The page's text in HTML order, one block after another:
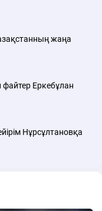
жаңа
Еркебұлан
Нұрсұлтановқа